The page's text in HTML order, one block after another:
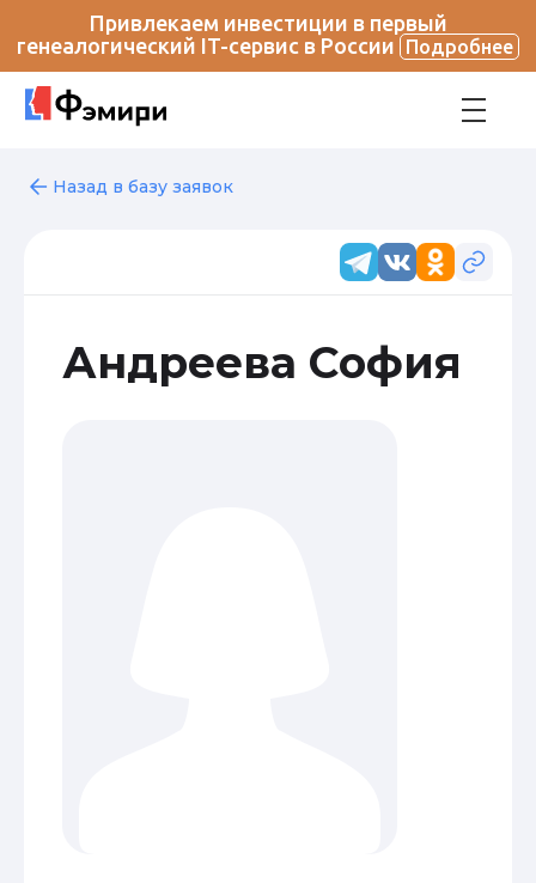
Привлекаем инвестиции в первый
генеалогический IT-сервис в России
Подробнее
Назад в базу заявок
Андреева София